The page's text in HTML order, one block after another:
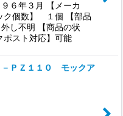
年３月 【メーカ
個数】 １個 【部品
不明 【商品の状
スト対応】可能
ＰＺ１１０ モックア